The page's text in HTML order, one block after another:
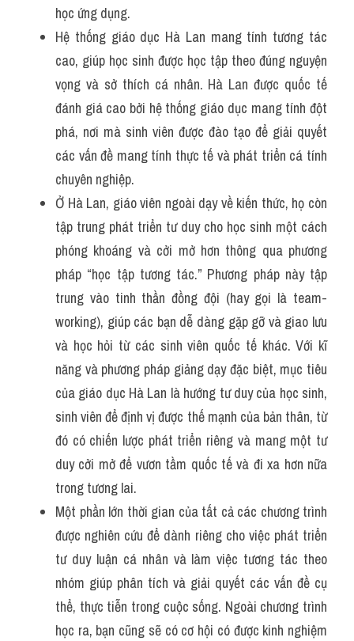
học ứng dụng.
Hệ thống giáo dục Hà Lan mang tính tương tác
cao, giúp học sinh được học tập theo đúng nguyện
vọng và sở thích cá nhân. Hà Lan được quốc tế
đánh giá cao bởi hệ thống giáo dục mang tính đột
phá, nơi mà sinh viên được đào tạo để giải quyết
các vấn đề mang tính thực tế và phát triển cá tính
chuyên nghiệp.
Ở Hà Lan, giáo viên ngoài dạy về kiến thức, họ còn
tập trung phát triển tư duy cho học sinh một cách
phóng khoáng và cởi mở hơn thông qua phương
pháp “học tập tương tác.” Phương pháp này tập
trung vào tinh thần đồng đội (hay gọi là team-
working), giúp các bạn dễ dàng gặp gỡ và giao lưu
và học hỏi từ các sinh viên quốc tế khác. Với kĩ
năng và phương pháp giảng dạy đặc biệt, mục tiêu
của giáo dục Hà Lan là hướng tư duy của học sinh,
sinh viên để định vị được thế mạnh của bản thân, từ
đó có chiến lược phát triển riêng và mang một tư
duy cởi mở để vươn tầm quốc tế và đi xa hơn nữa
trong tương lai.
Một phần lớn thời gian của tất cả các chương trình
được nghiên cứu để dành riêng cho việc phát triển
tư duy luận cá nhân và làm việc tương tác theo
nhóm giúp phân tích và giải quyết các vấn đề cụ
thể, thực tiễn trong cuộc sống. Ngoài chương trình
học ra, bạn cũng sẽ có cơ hội có được kinh nghiệm